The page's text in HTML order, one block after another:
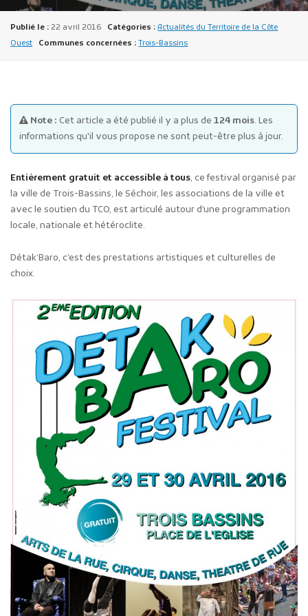
Publicité des actes
Marchés publics
Projets financés par l'Europe
Plans d'accès
Publié le : 22 avril 2016 Catégories : Actualités du Territoire de la Côte
Ouest
Communes concernées : Trois-Bassins
Note : Cet article a été publié il y a plus de 124 mois. Les
informations qu'il vous propose ne sont peut-être plus à jour.
Entièrement gratuit et accessible à tous, ce festival organisé par
la ville de Trois-Bassins, le Séchoir, les associations de la ville et
avec le soutien du TCO, est articulé autour d’une programmation
locale, nationale et hétéroclite.
Détak’Baro, c’est des prestations artistiques et culturelles de
choix.